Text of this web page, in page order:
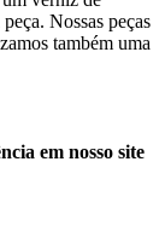
Nossas peças
também uma
em nosso site